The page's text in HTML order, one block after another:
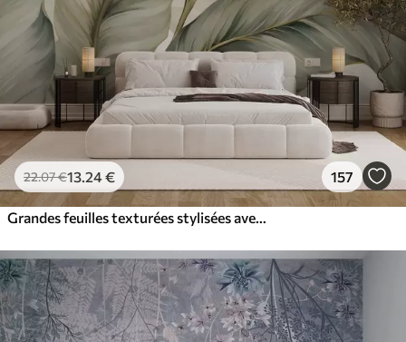
22.07€13 .24€ 157